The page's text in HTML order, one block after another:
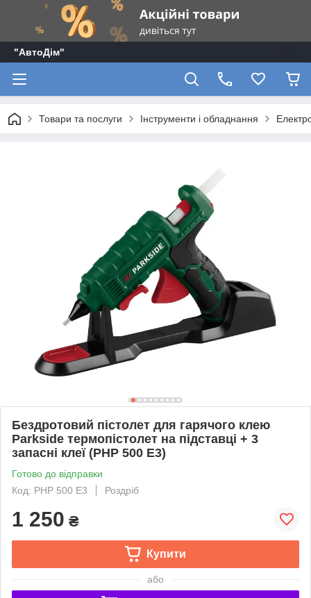
"АвтоДім"
Товари та послуги Інструменти і обладнання
Бездротовий пістолет для гарячого клею
Parkside термопістолет на підставці + 3
запасні клеї (PHP 500 E3)
Готово до відправки
Код: PHP 500 E3
Роздріб
1 250 ₴
Купити
або